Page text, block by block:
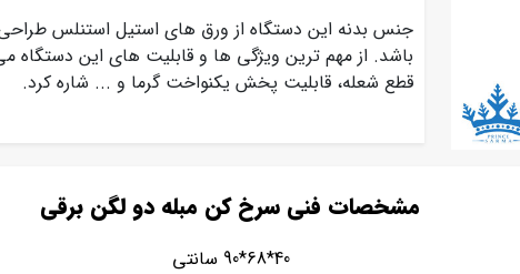
جنس بدنه این دستگاه از ورق های استیل استنلس
باشد. از مهم ترین ویژگی ها و قابلیت های این دستگاه
قطع شعله، قابلیت پخش یکنواخت گرما و ... شاره کرد.
مشخصات فنی سرخ کن مبله دو لگن برقی
40*68*90 سانتی